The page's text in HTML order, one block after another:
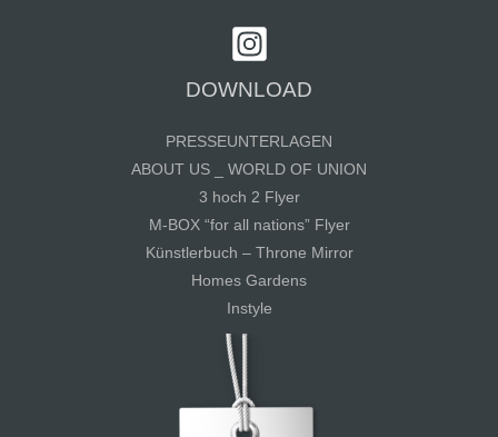
DOWNLOAD
PRESSEUNTERLAGEN
ABOUT US _ WORLD OF UNION
3 hoch 2 Flyer
M-BOX “for all nations” Flyer
Künstlerbuch – Throne Mirror
Homes Gardens
Instyle